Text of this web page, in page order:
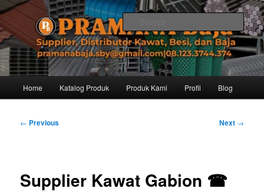
Skip
to
primary
contentPramana Baja Distributor Baja Besi
Kawat – 08.123.3744.374
Distributor dari Pabrik Besi Baja, Supplier Besi Baja, Jual besi beton. Info
dan Pemesanan hub. Ibu Rinanti 08.123.3744.374. Dgn harga yg kompetitif,
Amanah, dan pelayanan yg ramah, kami siap melayani segala kebutuhan
besi anda.
Home Katalog Produk Produk Kami Profil Blog
Post
← Previous Next →
Supplier Kawat Gabion ☎